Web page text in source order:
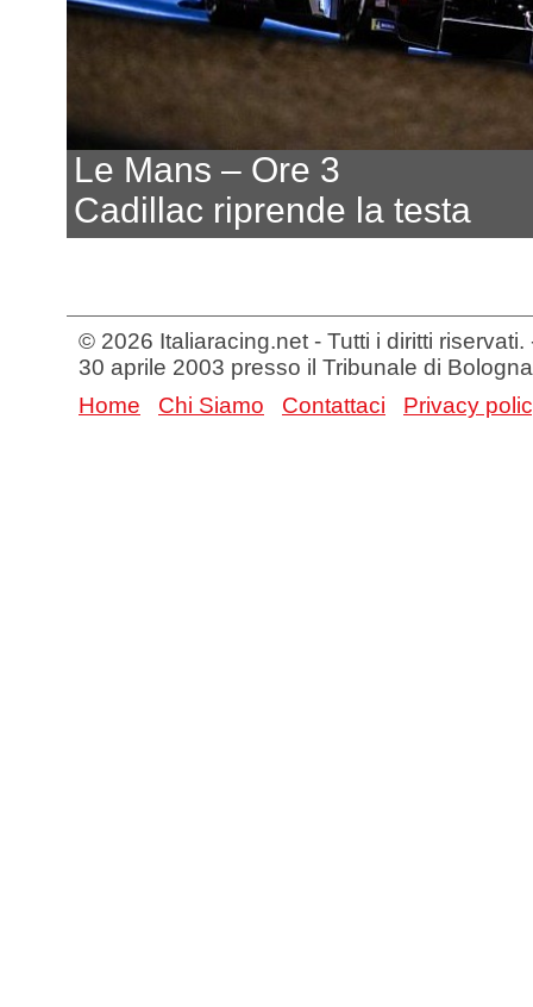
Le Mans – Ore 3
Cadillac riprende la testa
© 2026 Italiaracing.net - Tutti i diritti
30 aprile 2003 presso il Tribunale di Bologna
Home
Chi Siamo Contattaci Privacy